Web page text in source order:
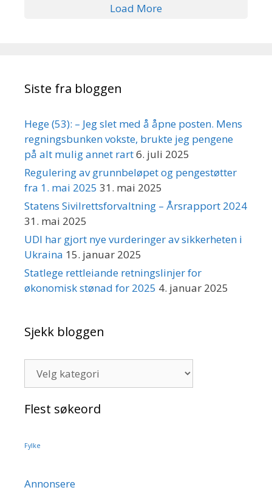
Load More
Siste fra bloggen
Hege (53): – Jeg slet med å åpne posten. Mens
regningsbunken vokste, brukte jeg pengene
på alt mulig annet rart6. juli 2025
Regulering av grunnbeløpet og pengestøtter
fra 1. mai 2025 31. mai 2025
Statens Sivilrettsforvaltning – Årsrapport 2024
31. mai 2025
UDI har gjort nye vurderinger av sikkerheten i
Ukraina 15. januar 2025
Statlege rettleiande retningslinjer for
økonomisk stønad for 2025 4. januar 2025
Sjekk bloggen
bloggen
Flest søkeord
Fylke
Annonsere